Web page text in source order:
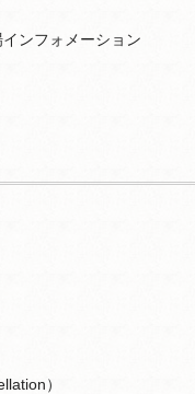
インフォメーション
）